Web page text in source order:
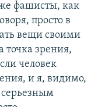
фашисты, как
просто в
вещи своими
точка зрения,
человек
и я, видимо,
серьезным